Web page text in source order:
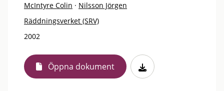
McIntyre Colin · Nilsson Jörgen
Räddningsverket (SRV)
2002
Öppna dokument